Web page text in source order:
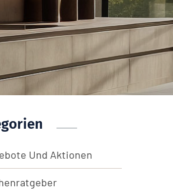
Und Aktionen